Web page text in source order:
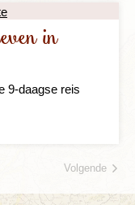
in
9-daagse reis
Volgende